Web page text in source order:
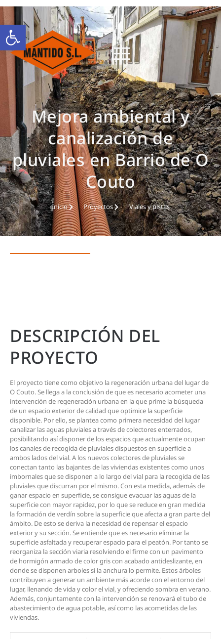
Abrir barra de herramientas
Mejora ambiental y
canalización de
pluviales en Barrio de O
Couto
Inicio Proyectos Viales y pistas
DESCRIPCIÓN DEL
PROYECTO
El proyecto tiene como objetivo la regeneración urbana del lugar de
O Couto. Se llega a la conclusión de que es necesario acometer una
intervención de regeneración urbana en la que prime la búsqueda
de un espacio exterior de calidad que optimice la superficie
disponible. Por ello, se plantea como primera necesidad del lugar
canalizar las aguas pluviales a través de colectores enterrados,
posibilitando así disponer de los espacios que actualmente ocupan
los canales de recogida de pluviales dispuestos en superficie a
ambos lados del vial. A los nuevos colectores de pluviales se
conectan tanto las bajantes de las viviendas existentes como unos
imbornales que se disponen a lo largo del vial para la recogida de las
pluviales que discurran por el mismo. Con esta medida, además de
ganar espacio en superficie, se consigue evacuar las aguas de la
superficie con mayor rapidez, por lo que se reduce en gran medida
la formación de verdín sobre la superficie que afecta a gran parte del
ámbito. De esto se deriva la necesidad de repensar el espacio
exterior y su sección. Se entiende que es necesario eliminar la
superficie asfaltada y recuperar espacio para el peatón. Por tanto se
reorganiza la sección viaria resolviendo el firme con un pavimento
de hormigón armado de color gris con acabado antideslizante, en
donde se disponen arboles si la anchura lo permite. Estos árboles
contribuyen a generar un ambiente más acorde con el entorno del
lugar, llenando de vida y color el vial, y ofreciendo sombra en verano.
Además, conjuntamente con la intervención se renovará el tubo de
abastecimiento de agua potable, así como las acometidas de las
viviendas.